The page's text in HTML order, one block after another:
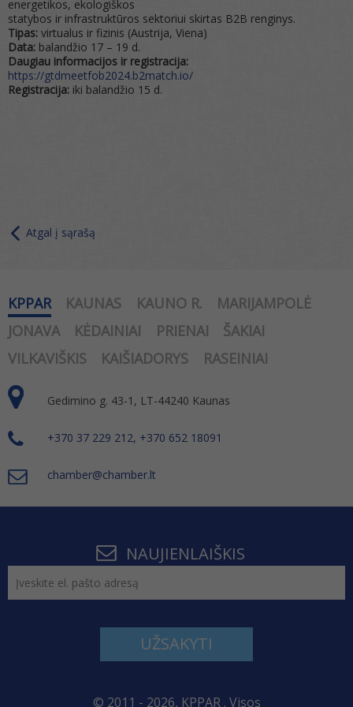
energetikos, ekologiškos
statybos ir infrastruktūros sektoriui skirtas B2B renginys.
Tipas: virtualus ir fizinis (Austrija, Viena)
Data: balandžio 17 – 19 d.
Daugiau informacijos ir registracija:
https://gtdmeetfob2024.b2match.io/
Registracija: iki balandžio 15 d.
Atgal į sąrašą
KPPAR KAUNAS KAUNO R.
MARIJAMPOLĖ
JONAVA
KĖDAINIAI PRIENAI
ŠAKIAI
VILKAVIŠKIS
KAIŠIADORYS RASEINIAI
Gedimino g. 43-1, LT-44240 Kaunas
+370 37 229 212, +370 652 18091
chamber@chamber.lt
NAUJIENLAIŠKIS
UŽSAKYTI
© 2011 - 2026, KPPAR . Visos